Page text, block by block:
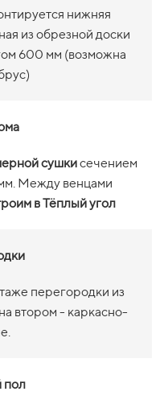
нижняя
из обрезной доски
600 мм (возможна
сушкисечением
Между венцами
в Тёплый угол
перегородки из
втором - каркасно-
пол